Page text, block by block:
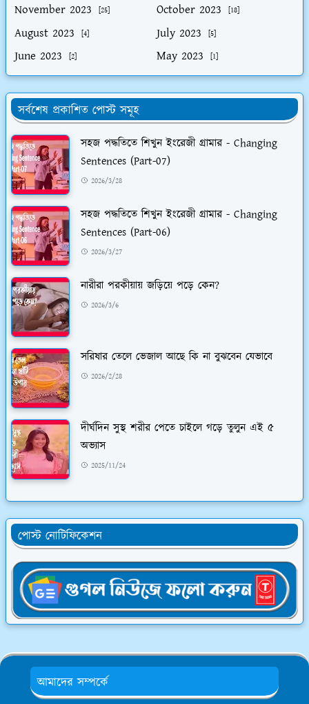
November 2023 [25] October 2023 [18]
August 2023 [4] July 2023 [5]
June 2023 [2] May 2023 [1]
সর্বশেষ প্রকাশিত পোস্ট সমূহ
সহজ পদ্ধতিতে শিখুন ইংরেজী গ্রামার - Changing
Sentences (Part-07)
2026/3/28
সহজ পদ্ধতিতে শিখুন ইংরেজী গ্রামার - Changing
Sentences (Part-06)
2026/3/27
নারীরা পরকীয়ায় জড়িয়ে পড়ে কেন?
2026/3/6
সরিষার তেলে ভেজাল আছে কি না বুঝবেন যেভাবে
2026/2/28
দীর্ঘদিন সুস্থ শরীর পেতে চাইলে গড়ে তুলুন এই ৫
অভ্যাস
2025/11/24
পোস্ট নোটিফিকেশন
আমাদের সম্পর্কে